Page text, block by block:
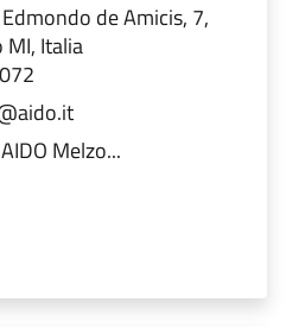
de Amicis, 7,
Italia
Melzo...